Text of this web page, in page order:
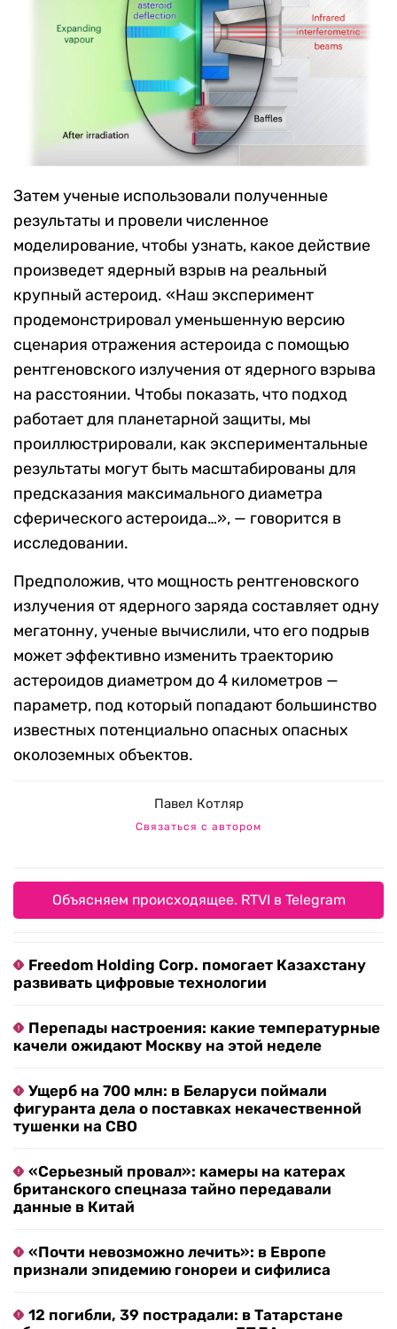
Затем ученые использовали полученные
результаты и провели численное
моделирование, чтобы узнать, какое действие
произведет ядерный взрыв на реальный
крупный астероид. «Наш эксперимент
продемонстрировал уменьшенную версию
сценария отражения астероида с помощью
рентгеновского излучения от ядерного взрыва
на расстоянии. Чтобы показать, что подход
работает для планетарной защиты, мы
проиллюстрировали, как экспериментальные
результаты могут быть масштабированы для
предсказания максимального диаметра
сферического астероида…», — говорится в
исследовании.
Предположив, что мощность рентгеновского
излучения от ядерного заряда составляет одну
мегатонну, ученые вычислили, что его подрыв
может эффективно изменить траекторию
астероидов диаметром до 4 километров —
параметр, под который попадают большинство
известных потенциально опасных опасных
околоземных объектов.
Павел Котляр
Связаться с автором
Объясняем происходящее. RTVI в Telegram
Freedom Holding Corp. помогает Казахстану
развивать цифровые технологии
Перепады настроения: какие температурные
качели ожидают Москву на этой неделе
Ущерб на 700 млн: в Беларуси поймали
фигуранта дела о поставках некачественной
тушенки на СВО
«Серьезный провал»: камеры на катерах
британского спецназа тайно передавали
данные в Китай
«Почти невозможно лечить»: в Европе
признали эпидемию гонореи и сифилиса
12 погибли, 39 пострадали: в Татарстане